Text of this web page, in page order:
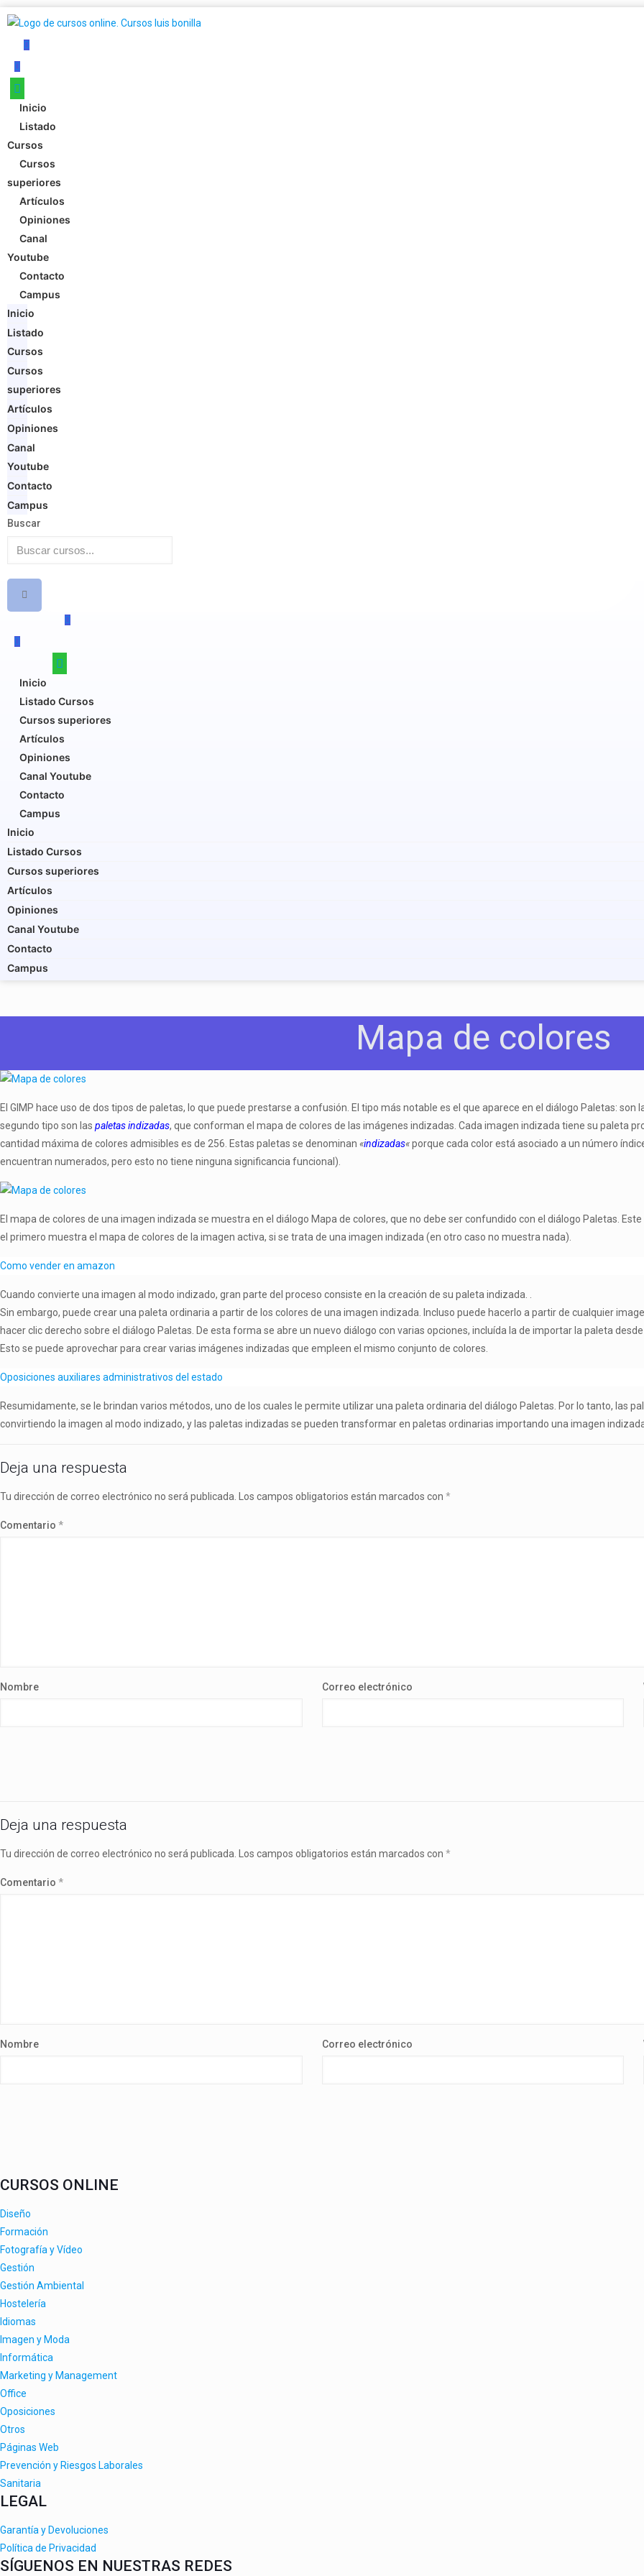
Inicio
Listado
Cursos
Cursos
superiores
Artículos
Opiniones
Canal
Youtube
Contacto
Campus
Inicio
Listado
Cursos
Cursos
superiores
Artículos
Opiniones
Canal
Youtube
Contacto
Campus
Buscar
Inicio
Listado Cursos
Cursos superiores
Artículos
Opiniones
Canal Youtube
Contacto
Campus
Inicio
Listado Cursos
Cursos superiores
Artículos
Opiniones
Canal Youtube
Contacto
Campus
Mapa de colores
El GIMP hace uso de dos tipos de paletas, lo que puede prestarse a confusión. El tipo más notable es el que aparece en el diálogo Paletas:
segundo tipo son las paletas indizadas, que conforman el mapa de colores de las imágenes indizadas. Cada imagen indizada tiene su paleta
cantidad máxima de colores admisibles es de 256. Estas paletas se denominan «indizadas«porque cada color está asociado a un número
encuentran numerados, pero esto no tiene ninguna significancia funcional).
El mapa de colores de una imagen indizada se muestra en el diálogo Mapa de colores, que no debe ser confundido con el diálogo Paletas.
el primero muestra el mapa de colores de la imagen activa, si se trata de una imagen indizada (en otro caso no muestra nada).
Como vender en amazon
Cuando convierte una imagen al modo indizado, gran parte del proceso consiste en la creación de su paleta indizada. .
Sin embargo, puede crear una paleta ordinaria a partir de los colores de una imagen indizada. Incluso puede hacerlo a partir de cualquier
hacer clic derecho sobre el diálogo Paletas. De esta forma se abre un nuevo diálogo con varias opciones, incluída la de importar la paleta
Esto se puede aprovechar para crear varias imágenes indizadas que empleen el mismo conjunto de colores.
Oposiciones auxiliares administrativos del estado
Resumidamente, se le brindan varios métodos, uno de los cuales le permite utilizar una paleta ordinaria del diálogo Paletas. Por lo tanto, las
convirtiendo la imagen al modo indizado, y las paletas indizadas se pueden transformar en paletas ordinarias importando una imagen
Deja una respuesta
Tu dirección de correo electrónico no será publicada. Los campos obligatorios están marcados con *
Comentario *
Nombre Correo electrónico
Deja una respuesta
Tu dirección de correo electrónico no será publicada. Los campos obligatorios están marcados con *
Comentario *
Nombre Correo electrónico
CURSOS ONLINE
Diseño
Formación
Fotografía y Vídeo
Gestión
Gestión Ambiental
Hostelería
Idiomas
Imagen y Moda
Informática
Marketing y Management
Office
Oposiciones
Otros
Páginas Web
Prevención y Riesgos Laborales
Sanitaria
LEGAL
Garantía y Devoluciones
Política de Privacidad
SÍGUENOS EN NUESTRAS REDES